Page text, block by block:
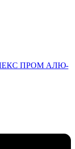
ФЛЕКС ПРОМ АЛЮ-